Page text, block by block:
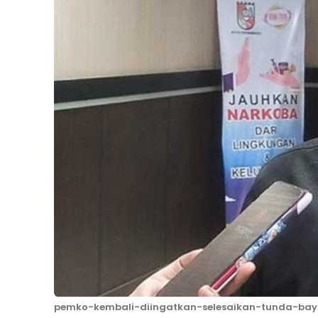
pemko-kembali-diingatkan-selesaikan-tunda-